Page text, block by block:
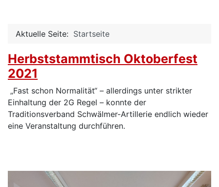
Aktuelle Seite: Startseite
Herbststammtisch Oktoberfest
2021
„Fast schon Normalität“ – allerdings unter strikter
Einhaltung der 2G Regel – konnte der
Traditionsverband Schwälmer-Artillerie endlich wieder
eine Veranstaltung durchführen.